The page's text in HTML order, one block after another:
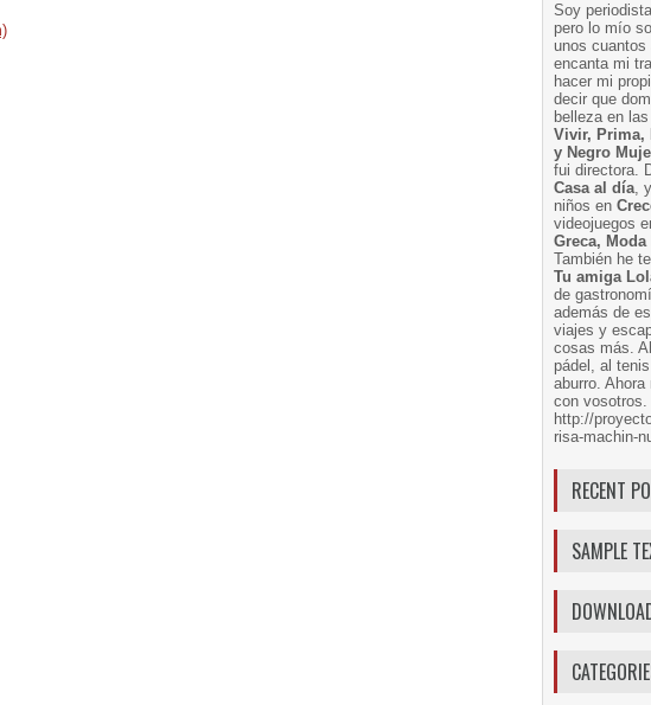
Soy
pero lo mío
unos cuantos
encanta mi
hacer mi
decir que
belleza en
Vivir, Prima,
y Negro
fui directora.
Casa al día, y
niños en
videojuegos
Greca,
También he
Tu amiga
de
además de
viajes y
cosas más.
pádel, al
aburro.
con
http://
risa-machin-
RECENT
SAMPLE